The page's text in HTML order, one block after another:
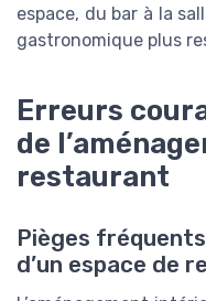
espace, du bar à la
gastronomique plus
Erreurs
de
restaurant
Pièges
d’un espace de